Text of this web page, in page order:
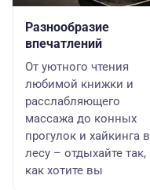
Разнообразие
впечатлений
От уютного чтения
любимой книжки и
расслабляющего
массажа до конных
прогулок и хайкинга в
лесу – отдыхайте так,
как хотите вы